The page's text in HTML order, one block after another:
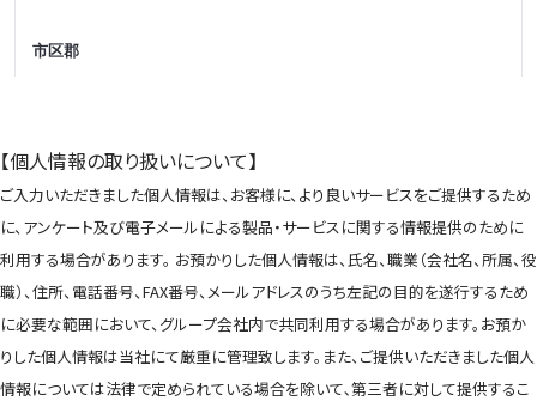
【個人情報の取り扱いについて】
ご入力いただきました個人情報は、お客様に、より良いサービスをご提供するため
に、アンケート及び電子メールによる製品・サービスに関する情報提供のために
利用する場合があります。 お預かりした個人情報は、氏名、職業（会社名、所属、役
職）、住所、電話番号、FAX番号、メールアドレスのうち左記の目的を遂行するため
に必要な範囲において、グループ会社内で共同利用する場合があります。お預か
りした個人情報は当社にて厳重に管理致します。また、ご提供いただきました個人
情報については法律で定められている場合を除いて､第三者に対して提供するこ